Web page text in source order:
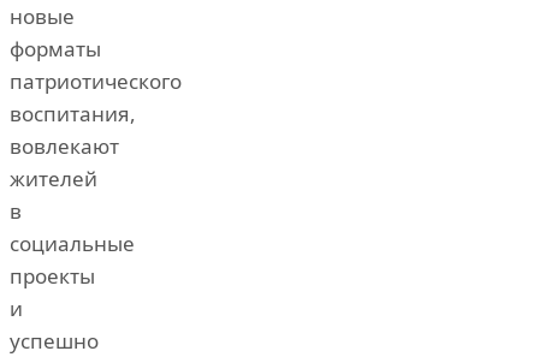
новые
форматы
патриотического
воспитания,
вовлекают
жителей
в
социальные
проекты
и
успешно